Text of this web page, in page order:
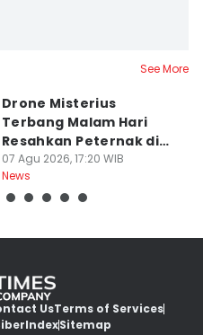
See More
Drone Misterius
Terbang Malam Hari
Resahkan Peternak di
Marga Tabanan
07 Agu 2026, 17:20 WIB
News
UsTerms of Services
IndexSitemap